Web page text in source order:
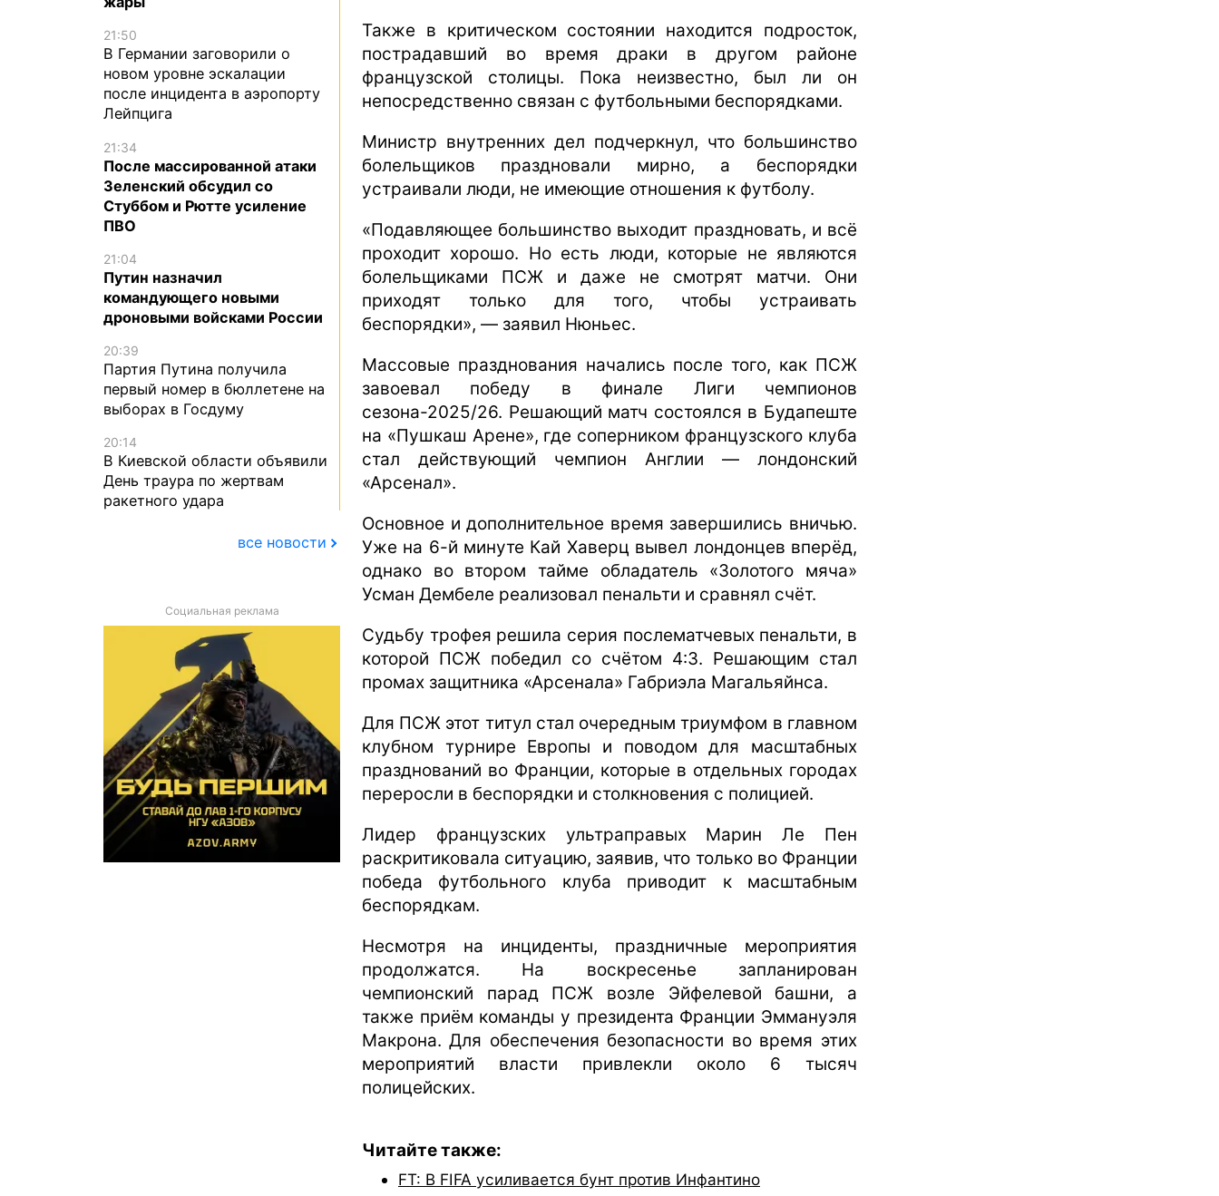
Также в критическом состоянии находится подросток,
пострадавший во время драки в другом районе
французской столицы. Пока неизвестно, был ли он
непосредственно связан с футбольными беспорядками.
Министр внутренних дел подчеркнул, что большинство
болельщиков праздновали мирно, а беспорядки
устраивали люди, не имеющие отношения к футболу.
«Подавляющее большинство выходит праздновать, и всё
проходит хорошо. Но есть люди, которые не являются
болельщиками ПСЖ и даже не смотрят матчи. Они
приходят только для того, чтобы устраивать
беспорядки», — заявил Нюньес.
Массовые празднования начались после того, как ПСЖ
завоевал победу в финале Лиги чемпионов
сезона-2025/26. Решающий матч состоялся в Будапеште
на «Пушкаш Арене», где соперником французского клуба
стал действующий чемпион Англии — лондонский
«Арсенал».
Основное и дополнительное время завершились вничью.
Уже на 6-й минуте Кай Хаверц вывел лондонцев вперёд,
однако во втором тайме обладатель «Золотого мяча»
Усман Дембеле реализовал пенальти и сравнял счёт.
Судьбу трофея решила серия послематчевых пенальти, в
которой ПСЖ победил со счётом 4:3. Решающим стал
промах защитника «Арсенала» Габриэла Магальяйнса.
Для ПСЖ этот титул стал очередным триумфом в главном
клубном турнире Европы и поводом для масштабных
празднований во Франции, которые в отдельных городах
переросли в беспорядки и столкновения с полицией.
Лидер французских ультраправых Марин Ле Пен
раскритиковала ситуацию, заявив, что только во Франции
победа футбольного клуба приводит к масштабным
беспорядкам.
Несмотря на инциденты, праздничные мероприятия
продолжатся. На воскресенье запланирован
чемпионский парад ПСЖ возле Эйфелевой башни, а
также приём команды у президента Франции Эммануэля
Макрона. Для обеспечения безопасности во время этих
мероприятий власти привлекли около 6 тысяч
полицейских.
Читайте также:
FT: В FIFA усиливается бунт против Инфантино
21:50
В Германии заговорили о
новом уровне эскалации
после инцидента в аэропорту
Лейпцига
21:34
После массированной атаки
Зеленский обсудил со
Стуббом и Рютте усиление
ПВО
21:04
Путин назначил
командующего новыми
дроновыми войсками России
20:39
Партия Путина получила
первый номер в бюллетене на
выборах в Госдуму
20:14
В Киевской области объявили
День траура по жертвам
ракетного удара
все новости
Социальная реклама